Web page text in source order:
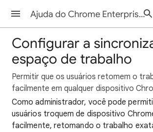
Ajuda do Chrome Enterprise and Education
Configurar a
espaço de trabalho
Permitir que os usuários retomem o
facilmente em qualquer dispositivo
Como administrador, você pode
usuários troquem de dispositivo
facilmente, retomando o trabalho